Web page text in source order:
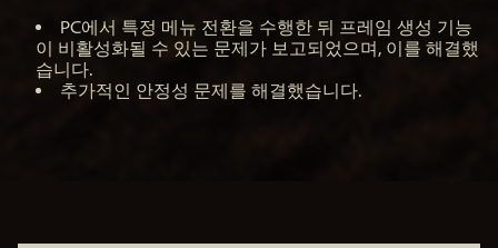
PC에서 특정 메뉴 전환을 수행한 뒤 프레임 생성 기능
이 비활성화될 수 있는 문제가 보고되었으며, 이를 해결했
습니다.
추가적인 안정성 문제를 해결했습니다.